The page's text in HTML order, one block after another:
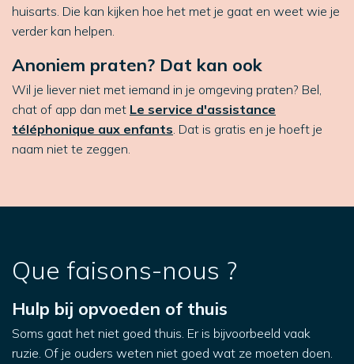
huisarts. Die kan kijken hoe het met je gaat en weet wie je
verder kan helpen.
Anoniem praten? Dat kan ook
Wil je liever niet met iemand in je omgeving praten? Bel,
chat of app dan met Le service d'assistance
téléphonique aux enfants. Dat is gratis en je hoeft je
naam niet te zeggen.
Que faisons-nous ?
Hulp bij opvoeden of thuis
Soms gaat het niet goed thuis. Er is bijvoorbeeld vaak
ruzie. Of je ouders weten niet goed wat ze moeten doen.